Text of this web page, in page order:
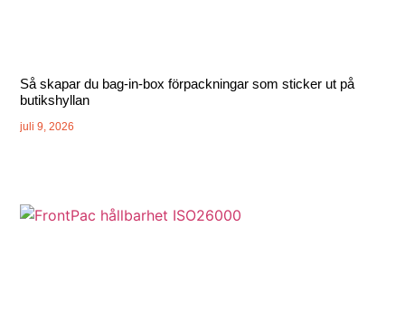
Så skapar du bag-in-box förpackningar som sticker ut på
butikshyllan
juli 9, 2026